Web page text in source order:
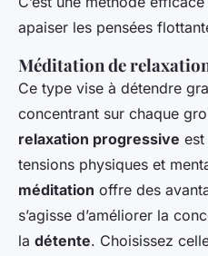
apaiser les pensées
Méditation de
Ce type vise à détendre
concentrant sur chaque
relaxation progressive
tensions physiques et
méditation offre des
s’agisse d’améliorer la
la détente. Choisissez